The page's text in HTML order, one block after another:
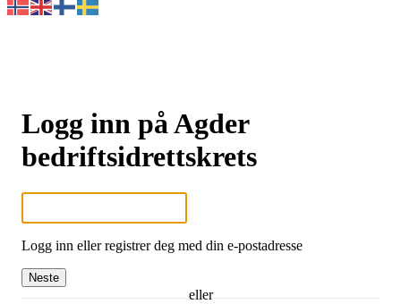
Logg inn på Agder
bedriftsidrettskrets
Logg inn eller registrer deg med din e-postadresse
Neste
eller